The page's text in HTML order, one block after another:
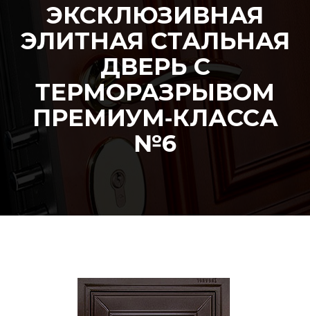
ЭКСКЛЮЗИВНАЯ
ЭЛИТНАЯ СТАЛЬНАЯ
ДВЕРЬ С
ТЕРМОРАЗРЫВОМ
ПРЕМИУМ‑КЛАССА
№6